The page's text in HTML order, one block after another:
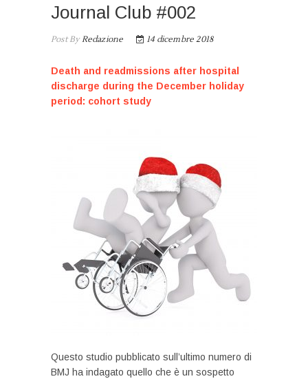
Journal Club #002
Post ByRedazione 14 dicembre 2018
Death and readmissions after hospital
discharge during the December holiday
period: cohort study
Questo studio pubblicato sull’ultimo numero di
BMJ ha indagato quello che è un sospetto